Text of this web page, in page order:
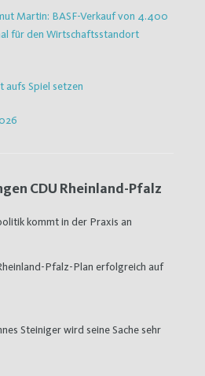
Martin: BASF-Verkauf von 4.400
für den Wirtschaftsstandort
aufs Spiel setzen
CDU Rheinland-Pfalz
kommt in der Praxis an
Pfalz-Plan erfolgreich auf
Steiniger wird seine Sache sehr